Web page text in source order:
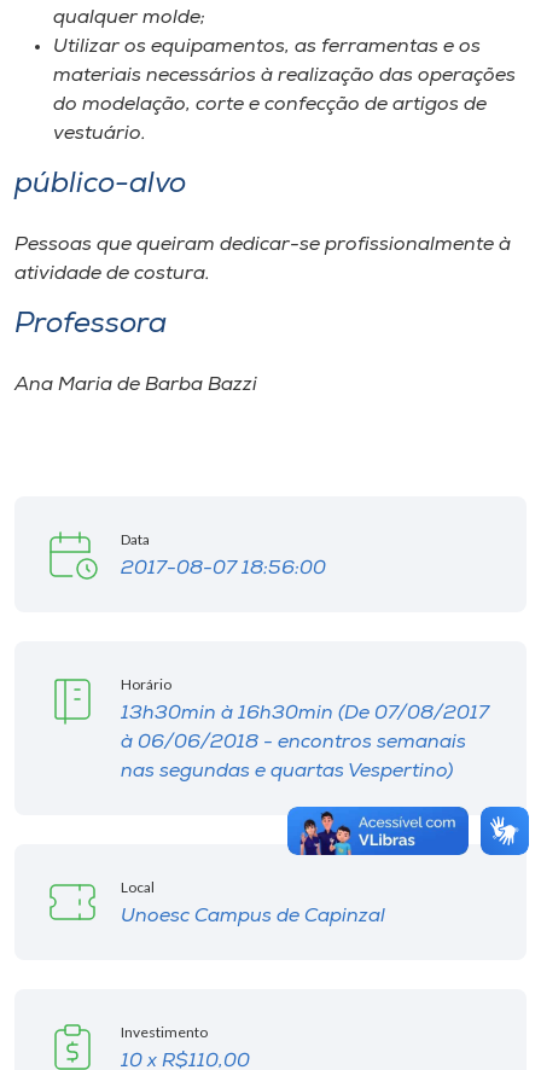
qualquer molde;
Utilizar os equipamentos, as ferramentas e os
materiais necessários à realização das operações
do modelação, corte e confecção de artigos de
vestuário.
público-alvo
Pessoas que queiram dedicar-se profissionalmente à
atividade de costura.
Professora
Ana Maria de Barba Bazzi
Data
2017-08-07 18:56:00
Horário
13h30min à 16h30min (De 07/08/2017
à 06/06/2018 - encontros semanais
nas segundas e quartas Vespertino)
Local
Unoesc Campus de Capinzal
Investimento
10 x R$110,00